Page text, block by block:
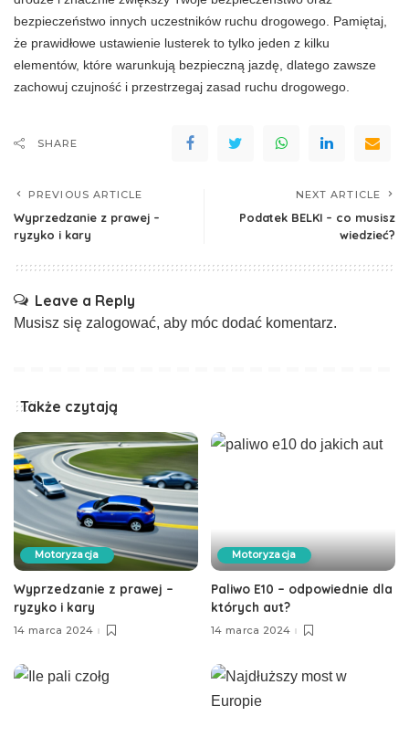
bezpieczeństwo innych uczestników ruchu drogowego. Pamiętaj,
że prawidłowe ustawienie lusterek to tylko jeden z kilku
elementów, które warunkują bezpieczną jazdę, dlatego zawsze
zachowuj czujność i przestrzegaj zasad ruchu drogowego.
SHARE
PREVIOUS ARTICLE
Wyprzedzanie z prawej –
ryzyko i kary
NEXT ARTICLE
Podatek BELKI – co musisz
wiedzieć?
Leave a Reply
Musisz się zalogować, aby móc dodać komentarz.
Także czytają
Motoryzacja
Wyprzedzanie z prawej –
ryzyko i kary
14 marca 2024
Motoryzacja
Paliwo E10 – odpowiednie dla
których aut?
14 marca 2024